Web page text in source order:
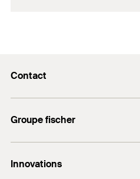
Contact
Envoyer un e-mail
+ 32 15 28 47 00
Groupe fischer
LNT Automation
Innovations